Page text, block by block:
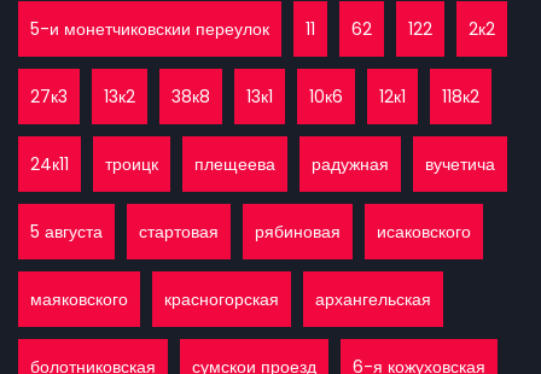
5-и монетчиковскии переулок 11 62 122 2к2
27к3 13к2 38к8 13к1 10к6 12к1 118к2
24к11 троицк плещеева радужная вучетича
5 августа стартовая рябиновая исаковского
маяковского красногорская архангельская
болотниковская сумскои проезд 6-я кожуховская